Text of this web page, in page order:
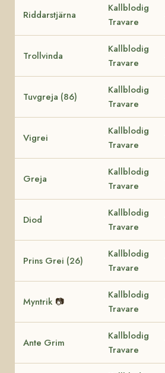
Riddarstjärna
Kallblodig
Travare
Trollvinda
Kallblodig
Travare
Tuvgreja (86)
Kallblodig
Travare
Vigrei
Kallblodig
Travare
Greja
Kallblodig
Travare
Diod
Kallblodig
Travare
Prins Grei (26)
Kallblodig
Travare
Myntrik 📷
Kallblodig
Travare
Ante Grim
Kallblodig
Travare